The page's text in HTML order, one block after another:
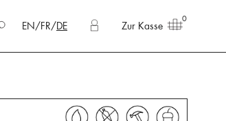
EN/FR/DE Zur Kasse
0